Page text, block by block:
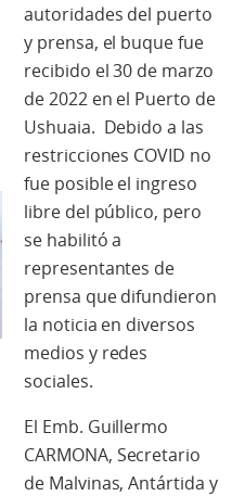
autoridades del puerto
y prensa, el buque fue
recibido el 30 de marzo
de 2022 en el Puerto de
Ushuaia. Debido a las
restricciones COVID no
fue posible el ingreso
libre del público, pero
se habilitó a
representantes de
prensa que difundieron
la noticia en diversos
medios y redes
sociales.
El Emb. Guillermo
CARMONA, Secretario
de Malvinas, Antártida y